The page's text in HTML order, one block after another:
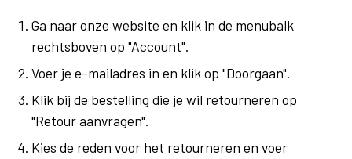
Ga naar onze website en klik in de menubalk
rechtsboven op "Account".
Voer je e-mailadres in en klik op "Doorgaan".
Klik bij de bestelling die je wil retourneren op
"Retour aanvragen".
Kies de reden voor het retourneren en voer